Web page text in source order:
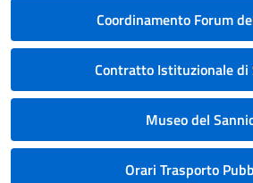
Coordinamento Forum
Contratto Istituzionale di
Museo del
Orari Trasporto